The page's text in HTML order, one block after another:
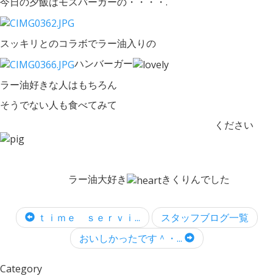
スッキリとのコラボでラー油入りの
ハンバーガー
ラー油好きな人はもちろん
そうでない人も食べてみて
ください
ラー油大好き きくりんでした
ｔｉｍｅ ｓｅｒｖｉ...
スタッフブログ一覧
おいしかったです＾・...
Category